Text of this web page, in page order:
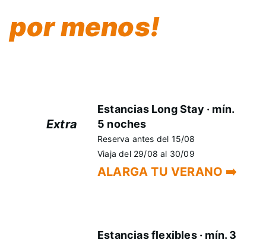
por menos!
Extra
Estancias Long Stay · mín.
5 noches
Reserva antes del 15/08
Viaja del 29/08 al 30/09
ALARGA TU VERANO ➡️
Estancias flexibles · mín. 3